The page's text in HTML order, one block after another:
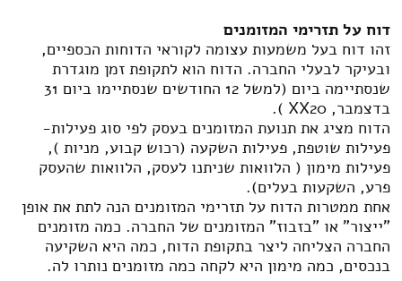
דוח על תזרימי המזומנים
זהו דוח בעל משמעות עצומה לקוראי הדוחות הכספיים,
ובעיקר לבעלי החברה. הדוח הוא לתקופת זמן מוגדרת
שנסתיימה ביום (למשל 12 החודשים שנסתיימו ביום 31
בדצמבר, XX20 ).
הדוח מציג את תנועת המזומנים בעסק לפי סוג פעילות-
פעילות שוטפת, פעילות השקעה (רכוש קבוע, מניות ),
פעילות מימון ( הלוואות שניתנו לעסק, הלוואות שהעסק
פרע, השקעות בעלים).
אחת ממטרות הדוח על תזרימי המזומנים הנה לתת את אופן
"ייצור" או "בזבוז" המזומנים של החברה. כמה מזומנים
החברה הצליחה ליצר בתקופת הדוח, כמה היא השקיעה
בנכסים, כמה מימון היא לקחה כמה מזומנים נותרו לה.